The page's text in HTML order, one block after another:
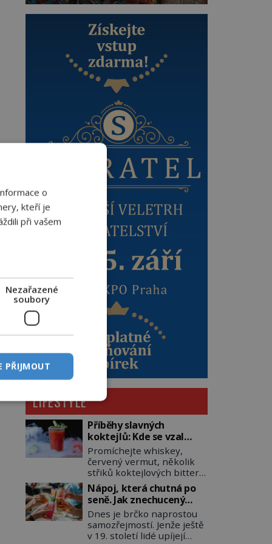
LIFESTYLE
Příběhy slavných
koktejlů: Kde se vzal
Manhattan a Bloody
Mary?
Promíchejte whiskey,
červený vermut, několik
střiků koktejlových bitters
a led, sceďte, ozdobte
koktejlovou třešinkou a
tadá… Manhattan je tu! A
pokud to má být skutečně
on, dejte si pozor, ať místo
klasické americké rye
Nápoj, která chutná po
seně. Jak znechucený
Američan vymyslel brčko
Dnes je brčko naprostou
samozřejmostí. Jenže ještě
v 19. století lidé upíjejí
o
kteří je
při vašem
Nezařazené
soubory
PŘIJMOUT